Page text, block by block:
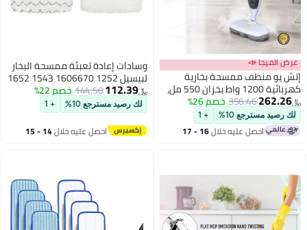
عرض الميجا 📣
إتش يو منظف ممسحة بخارية
كهربائية 1200 واط بخزان 550 مل،
تسخين سريع ورأس دوار 180 درجة
﷼‏262.26
356.46خصم 26%
لك رصيد مسترجع 10% + 1
احصل عليه خلال 16 - 17
وسادات إعادة تعبئة ممسحة البخار
لبيسيل 1252 1606670 1543 1652
1132M، عبوة من 6
﷼‏112.39
144.50خصم 22%
لك رصيد مسترجع 10% + 1
احصل عليه خلال 14 - 15